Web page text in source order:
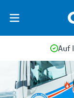
Auf